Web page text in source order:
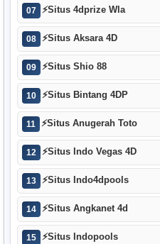
07 ⚡Situs 4dprize Wla
08 ⚡Situs Aksara 4D
09 ⚡Situs Shio 88
10 ⚡Situs Bintang 4DP
11 ⚡Situs Anugerah Toto
12 ⚡Situs Indo Vegas 4D
13 ⚡Situs Indo4dpools
14 ⚡Situs Angkanet 4d
15 ⚡Situs Indopools